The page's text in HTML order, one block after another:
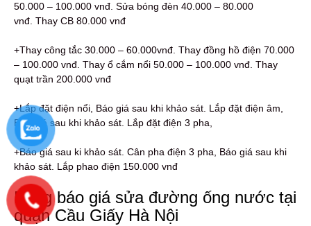
50.000 – 100.000 vnđ. Sửa bóng đèn 40.000 – 80.000
vnđ. Thay CB 80.000 vnđ
+Thay công tắc 30.000 – 60.000vnđ. Thay đồng hồ điện 70.000
– 100.000 vnđ. Thay ổ cắm nổi 50.000 – 100.000 vnđ. Thay
quạt trần 200.000 vnđ
+Lắp đặt điện nổi, Báo giá sau khi khảo sát. Lắp đặt điện âm,
Báo giá sau khi khảo sát. Lắp đặt điện 3 pha,
+Báo giá sau ki khảo sát. Cân pha điện 3 pha, Báo giá sau khi
khảo sát. Lắp phao điện 150.000 vnđ
Bảng báo giá sửa đường ống nước tại
quận Cầu Giấy Hà Nội